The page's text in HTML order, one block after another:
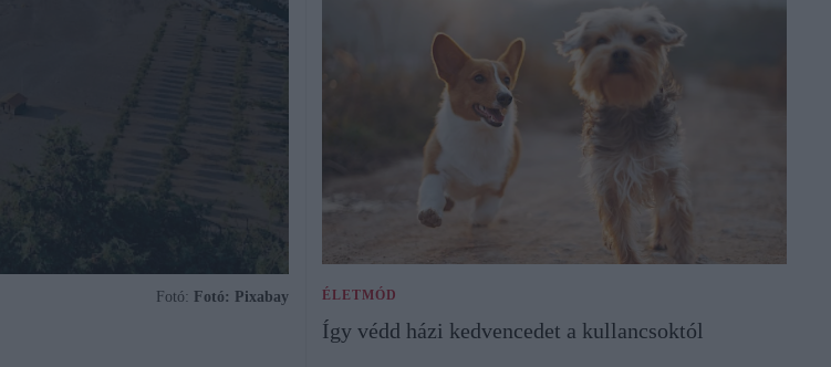
Fotó: Fotó: Pixabay ÉLETMÓD
Így védd házi kedvencedet a kullancsoktól